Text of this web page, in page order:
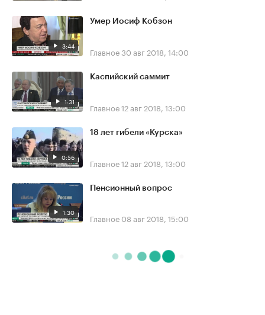
3:44
Умер Иосиф Кобзон
Главное30 авг 2018, 14:00
1:31
Каспийский саммит
Главное12 авг 2018, 13:00
0:56
18 лет гибели «Курска»
Главное12 авг 2018, 13:00
1:30
Пенсионный вопрос
Главное 08 авг 2018, 15:00